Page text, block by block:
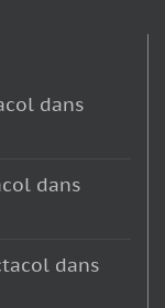
dans
dans
dans